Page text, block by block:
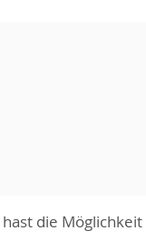
hast die Möglichkeit